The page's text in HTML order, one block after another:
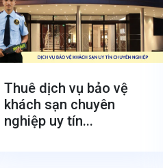
Thuê dịch vụ bảo vệ
khách sạn chuyên
nghiệp uy tín...